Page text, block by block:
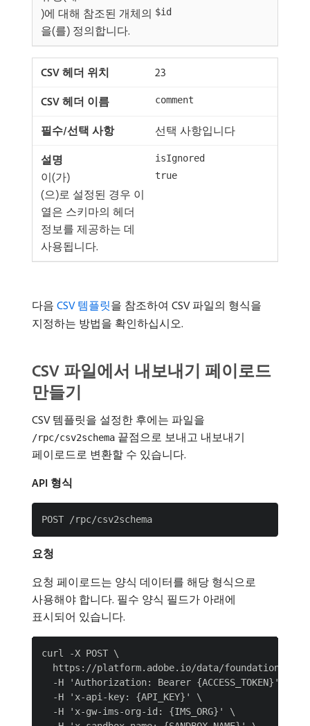
)에 대해 참조된 개체의 $id
을(를) 정의합니다.
23
comment
선택 사항입니다
isIgnored
이(가) true
(으)로 설정된 경우 이
열은 스키마의 헤더
정보를 제공하는 데
사용됩니다.
다음 CSV 템플릿을 참조하여 CSV 파일의 형식을
지정하는 방법을 확인하십시오.
CSV 파일에서 내보내기 페이로드
만들기
CSV 템플릿을 설정한 후에는 파일을
/rpc/csv2schema 끝점으로 보내고 내보내기
페이로드로 변환할 수 있습니다.
API 형식
요청
요청 페이로드는 양식 데이터를 해당 형식으로
사용해야 합니다. 필수 양식 필드가 아래에
표시되어 있습니다.
curl -X POST \
https://platform.adobe.io/data/foundation/
  -H 'Authorization: Bearer {ACCESS_TOKEN}' \
  -H 'x-api-key: {API_KEY}' \
  -H 'x-gw-ims-org-id: {IMS_ORG}' \